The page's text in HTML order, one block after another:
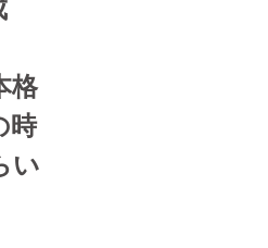
格
時
い